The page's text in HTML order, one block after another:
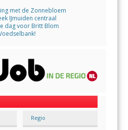
met de Zonnebloem
IJmuiden centraal
dag voor Britt Blom
Regio